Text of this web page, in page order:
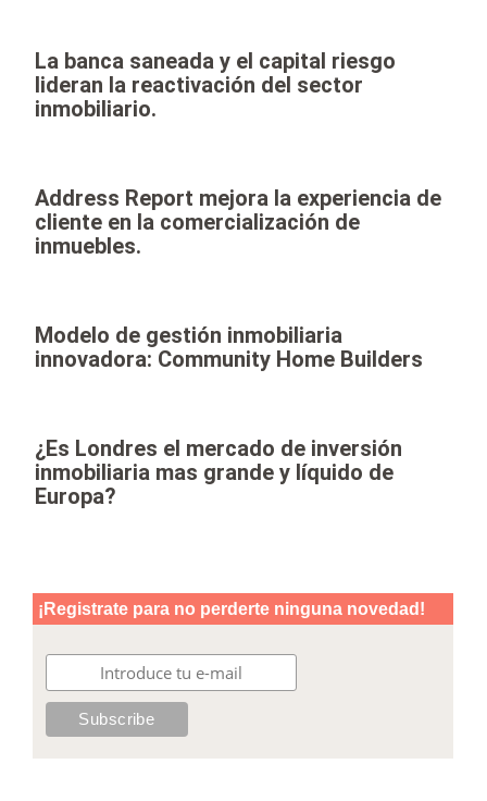
La banca saneada y el capital riesgo
lideran la reactivación del sector
inmobiliario.
Address Report mejora la experiencia de
cliente en la comercialización de
inmuebles.
Modelo de gestión inmobiliaria
innovadora: Community Home Builders
¿Es Londres el mercado de inversión
inmobiliaria mas grande y líquido de
Europa?